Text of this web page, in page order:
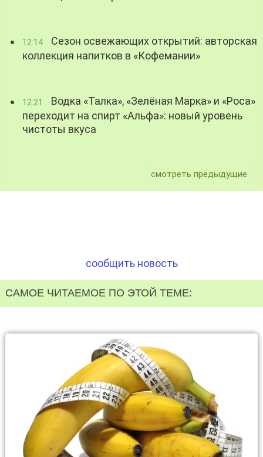
12:14
Сезон освежающих открытий: авторская
коллекция напитков в «Кофемании»
12:21
Водка «Талка», «Зелёная Марка» и «Роса»
переходит на спирт «Альфа»: новый уровень
чистоты вкуса
смотреть предыдущие
сообщить новость
САМОЕ ЧИТАЕМОЕ ПО ЭТОЙ ТЕМЕ: